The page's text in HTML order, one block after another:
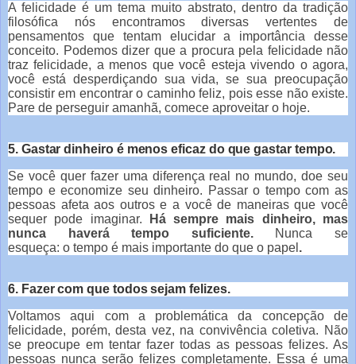
A felicidade é um tema muito abstrato, dentro da tradição
filosófica nós encontramos diversas vertentes de
pensamentos que tentam elucidar a importância desse
conceito. Podemos dizer que a procura pela felicidade não
traz felicidade, a menos que você esteja vivendo o agora,
você está desperdiçando sua vida, se sua preocupação
consistir em encontrar o caminho feliz, pois esse não existe.
Pare de perseguir amanhã, comece aproveitar o hoje.
5. Gastar dinheiro é menos eficaz do que gastar tempo.
Se você quer fazer uma diferença real no mundo, doe seu
tempo e economize seu dinheiro. Passar o tempo com as
pessoas afeta aos outros e a você de maneiras que você
sequer pode imaginar.
Há sempre mais dinheiro, mas
nunca haverá tempo suficiente. Nunca se
esqueça: o tempo é mais importante do que o papel .
6. Fazer com que todos sejam felizes.
Voltamos aqui com a problemática da concepção de
felicidade, porém, desta vez, na convivência coletiva. Não
se preocupe em tentar fazer todas as pessoas felizes. As
pessoas nunca serão felizes completamente. Essa é uma